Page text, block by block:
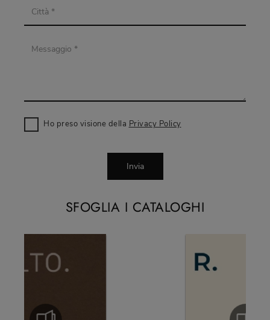
SFOGLIA I CATALOGHI
Ho preso visione della Privacy Policy
Invia